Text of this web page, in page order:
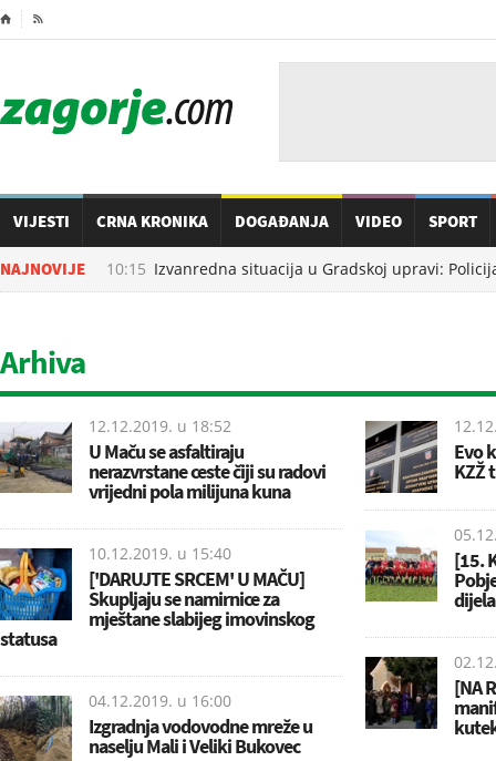
⌂ 
VIJESTI CRNA KRONIKA DOGAĐANJA VIDEO SPORT
NAJNOVIJE
u 10:15 Izvanredna situacija u Gradskoj upravi:
Arhiva
12.12.2019. u 18:52
U Maču se asfaltiraju
nerazvrstane ceste čiji su radovi
vrijedni pola milijuna kuna
10.12.2019. u 15:40
['DARUJTE SRCEM' U MAČU]
Skupljaju se namirnice za
mještane slabijeg imovinskog
statusa
04.12.2019. u 16:00
Izgradnja vodovodne mreže u
naselju Mali i Veliki Bukovec
Evo
KZŽ
[15.
dijela
[NA